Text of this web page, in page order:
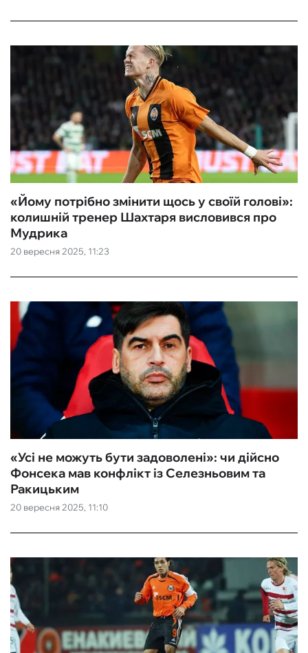
20 вересня 2025, 11:23
«Йому потрібно змінити щось у своїй голові»:
колишній тренер Шахтаря висловився про
Мудрика
20 вересня 2025, 11:10
«Усі не можуть бути задоволені»: чи дійсно
Фонсека мав конфлікт із Селезньовим та
Ракицьким